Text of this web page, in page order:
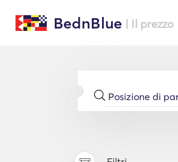
BednBlue | Il